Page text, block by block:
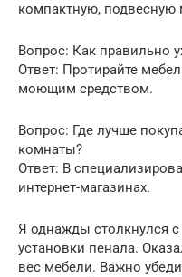
компактную, подвесную
Вопрос: Как правильно
Ответ: Протирайте
моющим средством.
Вопрос: Где лучше
комнаты?
Ответ: В
интернет-магазинах.
Я однажды столкнулся
установки пенала.
вес мебели. Важно